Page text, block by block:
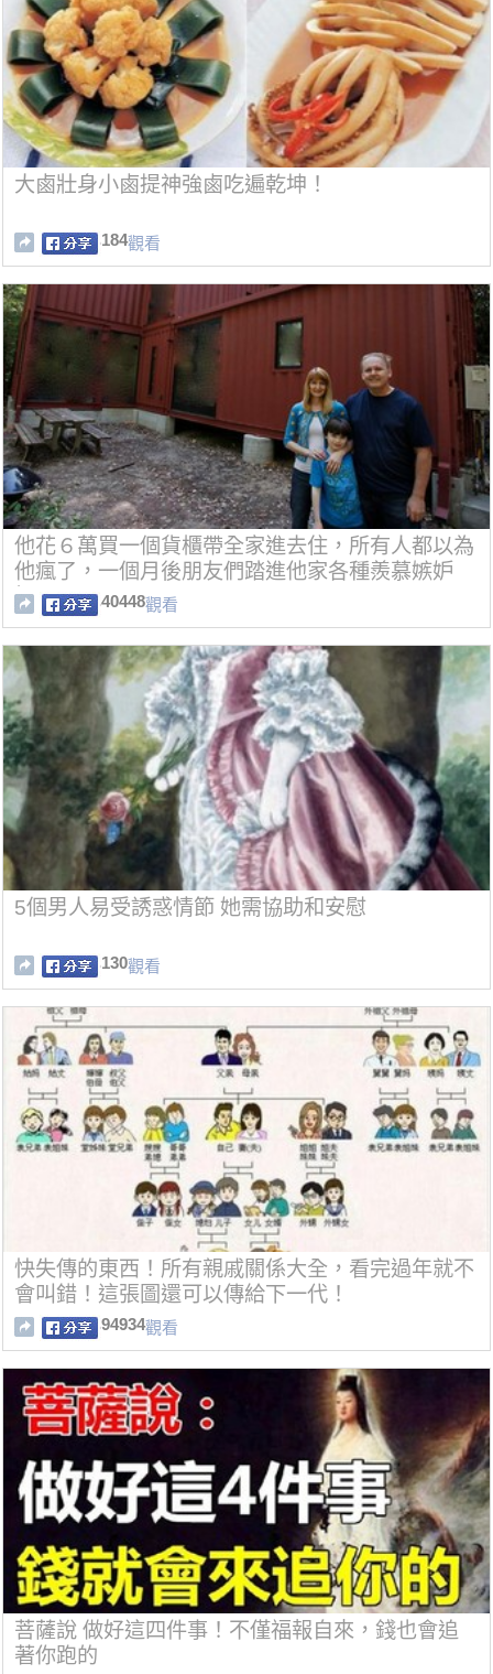
大鹵壯身小鹵提神強鹵吃遍乾坤！
184觀看
他花６萬買一個貨櫃帶全家進去住，所有人都以為
他瘋了，一個月後朋友們踏進他家各種羨慕嫉妒
恨！
40448觀看
5個男人易受誘惑情節 她需協助和安慰
130觀看
快失傳的東西！所有親戚關係大全，看完過年就不
會叫錯！這張圖還可以傳給下一代！
94934觀看
菩薩說 做好這四件事！不僅福報自來，錢也會追
著你跑的